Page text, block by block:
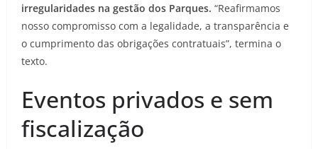
irregularidades na gestão dos Parques. “Reafirmamos
nosso compromisso com a legalidade, a transparência e
o cumprimento das obrigações contratuais”, termina o
texto.
Eventos privados e sem
fiscalização